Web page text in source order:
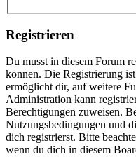
Registrieren
Du musst in diesem Forum
können. Die Registrierung
ermöglicht dir, auf weitere
Administration kann
Berechtigungen zuweisen.
Nutzungsbedingungen und
dich registrierst. Bitte
wenn du dich in diesem